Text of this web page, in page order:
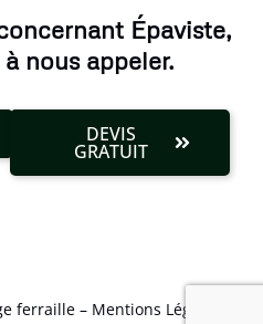
Épaviste,
nous appeler.
DEVIS
GRATUIT
ferraille – Mentions Légales